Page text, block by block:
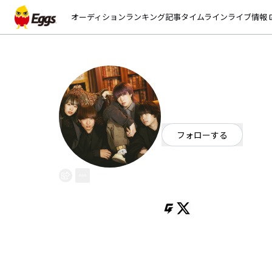
オーディションランキング記事タイムラインライブ情報
フォローする